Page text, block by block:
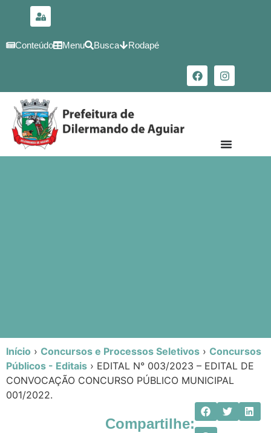
conteúdo
Conteúdo Menu Busca Rodapé
Início › Concursos e Processos Seletivos › Concursos
Públicos - Editais › EDITAL N° 003/2023 – EDITAL DE
CONVOCAÇÃO CONCURSO PÚBLICO MUNICIPAL
001/2022.
Compartilhe: